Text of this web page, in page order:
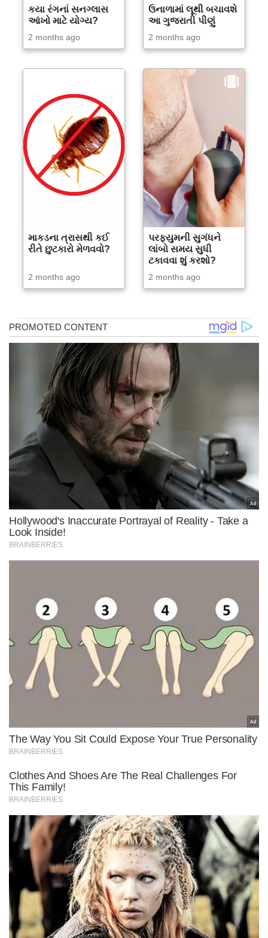
કયા રંગનાં સનગ્લાસ
આંખો માટે યોગ્ય?
2 months ago
ઉનાળામાં લૂથી બચાવશે
આ ગુજરાતી પીણું
2 months ago
માકડના ત્રાસથી કઈ
રીતે છુટકારો મેળવવો?
2 months ago
પરફ્યુમની સુગંધને
લાંબો સમય સુધી
ટકાવવા શું કરશો?
2 months ago